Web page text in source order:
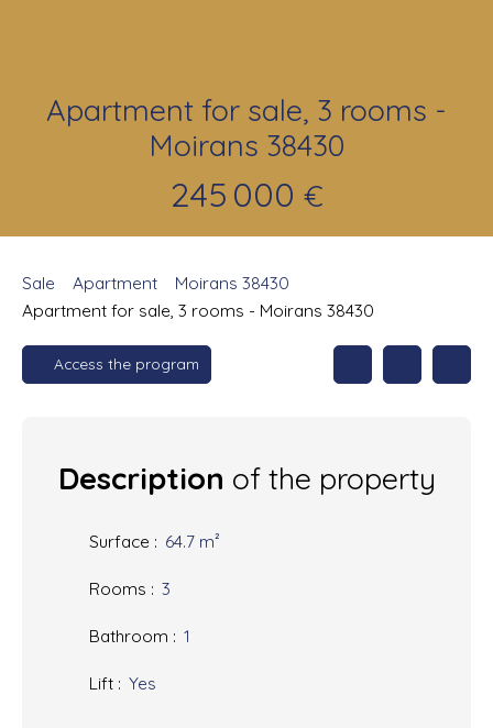
Apartment for sale, 3 rooms -
Moirans 38430
245 000 €
Sale Apartment
Moirans 38430
Apartment for sale, 3 rooms - Moirans 38430
Access the program
Description of the property
Surface : 64.7 m²
Rooms : 3
Bathroom : 1
Lift : Yes